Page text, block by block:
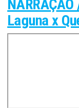
Laguna x